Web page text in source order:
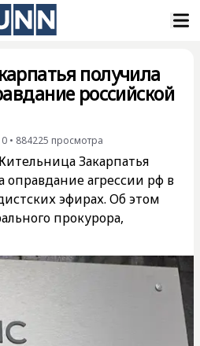
получила
российской
• 884225 просмотра
Закарпатья
оправдание агрессии рф в
эфирах. Об этом
прокурора,